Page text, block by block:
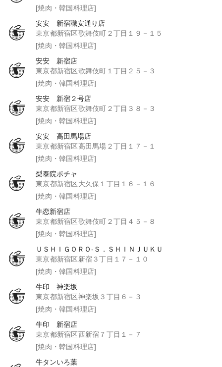
[焼肉・韓国料理店]
安安 新宿職安通り店
東京都新宿区歌舞伎町２丁目１９－１５
[焼肉・韓国料理店]
安安 新宿店
東京都新宿区歌舞伎町１丁目２５－３
[焼肉・韓国料理店]
安安 新宿２号店
東京都新宿区歌舞伎町２丁目３８－３
[焼肉・韓国料理店]
安安 高田馬場店
東京都新宿区高田馬場２丁目１７－１
[焼肉・韓国料理店]
梨泰院ポチャ
東京都新宿区大久保１丁目１６－１６
[焼肉・韓国料理店]
牛恋新宿店
東京都新宿区歌舞伎町２丁目４５－８
[焼肉・韓国料理店]
ＵＳＨＩＧＯＲＯ‐Ｓ．ＳＨＩＮＪＵＫＵ
東京都新宿区新宿３丁目１７－１０
[焼肉・韓国料理店]
牛印 神楽坂
東京都新宿区神楽坂３丁目６－３
[焼肉・韓国料理店]
牛印 新宿店
東京都新宿区西新宿７丁目１－７
[焼肉・韓国料理店]
牛タンいろ葉